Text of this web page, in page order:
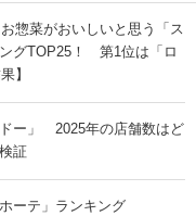
惣菜がおいしいと思う「ス
グTOP25！ 第1位は「ロ
】
ー」 2025年の店舗数はど
証
ーテ」ランキング